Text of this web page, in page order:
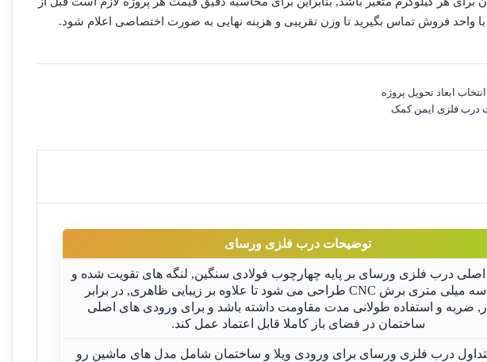
واحد فروش تماس بگیرید تا وزن تقریبی و هزینه نهایی به صورت اختصاصی اعلام شود.
انتخاب ابعاد تحویل پروژه
درب فلزی ایمن کمک
توضیحات درب فلزی ورسای
اصلی درب فلزی ورسای بر پایه چهارچوب فولادی سنگین, لنگه های تقویت شده و
ورق سه میلی متری برش CNC طراحی می شود تا علاوه بر زیبایی ظاهری, در برابر
ضربه و استفاده طولانی مدت مقاومت داشته باشد و برای ورودی های اصلی
ساختمان در فضای باز کاملا قابل اعتماد عمل کند.
متداول درب فلزی ورسای برای ورودی ویلا و ساختمان شامل مدل های ماشین رو